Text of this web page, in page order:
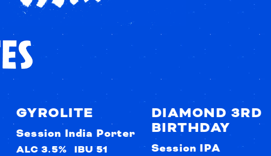
GYROLITE
Session India Porter
ALC 3.5% IBU 51
DIAMOND 3RD
BIRTHDAY
Session IPA